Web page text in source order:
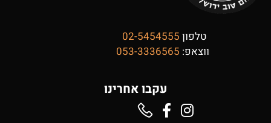
טלפון 02-5454555
ווצאפ: 053-3336565